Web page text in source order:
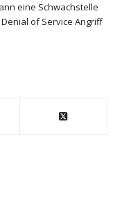
eine Schwachstelle
of Service Angriff